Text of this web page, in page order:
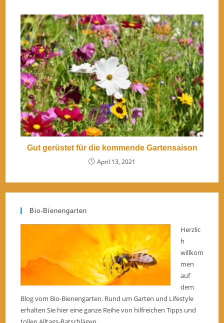
Gut gerüstet für die kommende Gartensaison
April 13, 2021
Bio-Bienengarten
Herzlic
h
willkom
men
auf
dem
Blog vom Bio-Bienengarten. Rund um Garten und Lifestyle
erhalten Sie hier eine ganze Reihe von hilfreichen Tipps und